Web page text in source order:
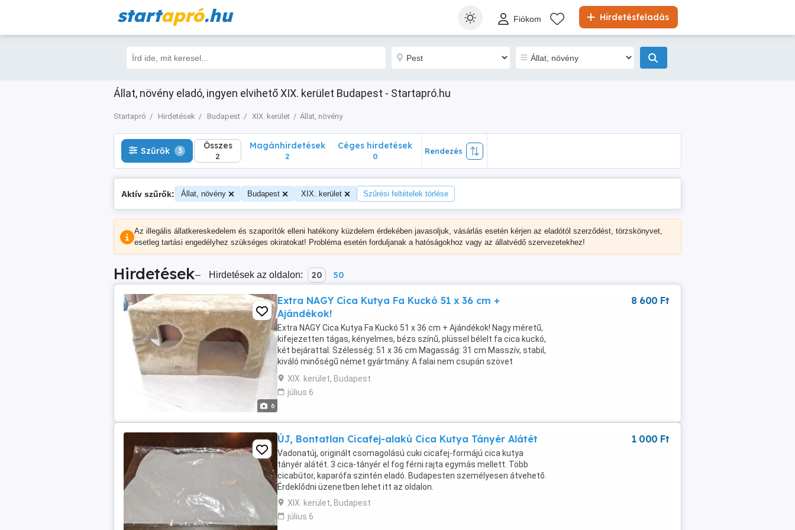
startapró.hu Hirdetésfeladás
Fiókom
Állat, növény eladó, ingyen elvihető XIX. kerület Budapest - Startapró.hu
Startapró Hirdetések Budapest XIX. kerület Állat, növény
Szűrők 3 Összes
2
Szűrők 3 Összes
2
Magánhirdetések
2
Céges hirdetések
0
Rendezés
Aktív szűrők: Állat, növény Budapest XIX. kerület Szűrési feltételek törlése
Az illegális állatkereskedelem és szaporítók elleni hatékony küzdelem érdekében javasoljuk, vásárlás esetén kérjen az eladótól szerződést, törzskönyvet,
esetleg tartási engedélyhez szükséges okiratokat! Probléma esetén forduljanak a hatóságokhoz vagy az állatvédő szervezetekhez!
Hirdetések– Hirdetések az oldalon: 20 50
6
Extra NAGY Cica Kutya Fa Kuckó 51 x 36 cm +
Ajándékok!
Extra NAGY Cica Kutya Fa Kuckó 51 x 36 cm + Ajándékok! Nagy méretű,
kifejezetten tágas, kényelmes, bézs színű, plüssel bélelt fa cica kuckó,
két bejárattal. Szélesség: 51 x 36 cm Magasság: 31 cm Masszív, stabil,
kiváló minőségű német gyártmány. A falai nem csupán szövet
anyagból készültek mint ...
XIX. kerület, Budapest
július 6
8 600 Ft
ÚJ, Bontatlan Cicafej-alakú Cica Kutya Tányér Alátét
Vadonatúj, originált csomagolású cuki cicafej-formájú cica kutya
tányér alátét. 3 cica-tányér el fog férni rajta egymás mellett. Több
cicabútor, kaparófa szintén eladó. Budapesten személyesen átvehető.
Érdeklődni üzenetben lehet itt az oldalon.
XIX. kerület, Budapest
július 6
1 000 Ft